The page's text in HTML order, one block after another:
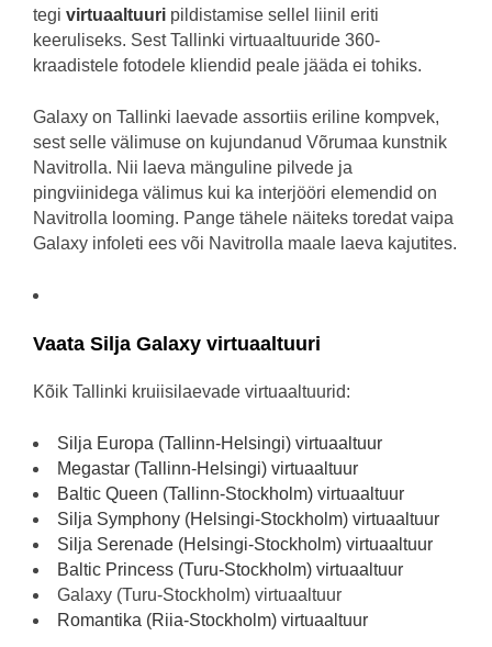
tegi virtuaaltuuri pildistamise sellel liinil eriti
keeruliseks. Sest Tallinki virtuaaltuuride 360-
kraadistele fotodele kliendid peale jääda ei tohiks.
Galaxy on Tallinki laevade assortiis eriline kompvek,
sest selle välimuse on kujundanud Võrumaa kunstnik
Navitrolla. Nii laeva mänguline pilvede ja
pingviinidega välimus kui ka interjööri elemendid on
Navitrolla looming. Pange tähele näiteks toredat vaipa
Galaxy infoleti ees või Navitrolla maale laeva kajutites.
Vaata Silja Galaxy virtuaaltuuri
Kõik Tallinki kruiisilaevade virtuaaltuurid:
Silja Europa (Tallinn-Helsingi) virtuaaltuur
Megastar (Tallinn-Helsingi) virtuaaltuur
Baltic Queen (Tallinn-Stockholm) virtuaaltuur
Silja Symphony (Helsingi-Stockholm) virtuaaltuur
Silja Serenade (Helsingi-Stockholm) virtuaaltuur
Baltic Princess (Turu-Stockholm) virtuaaltuur
Galaxy (Turu-Stockholm) virtuaaltuur
Romantika (Riia-Stockholm) virtuaaltuur